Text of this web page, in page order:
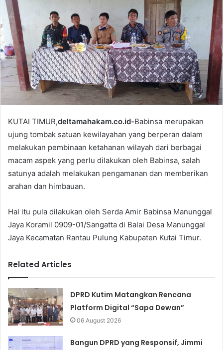
m
a
i
l
KUTAI TIMUR,deltamahakam.co.id-Babinsa merupakan
ujung tombak satuan kewilayahan yang berperan dalam
melakukan pembinaan ketahanan wilayah dari berbagai
macam aspek yang perlu dilakukan oleh Babinsa, salah
satunya adalah melakukan pengamanan dan memberikan
arahan dan himbauan.
Hal itu pula dilakukan oleh Serda Amir Babinsa Manunggal
Jaya Koramil 0909-01/Sangatta di Balai Desa Manunggal
Jaya Kecamatan Rantau Pulung Kabupaten Kutai Timur.
Related Articles
DPRD Kutim Matangkan Rencana
Platform Digital “Sapa Dewan”
06 August 2026
Bangun DPRD yang Responsif, Jimmi